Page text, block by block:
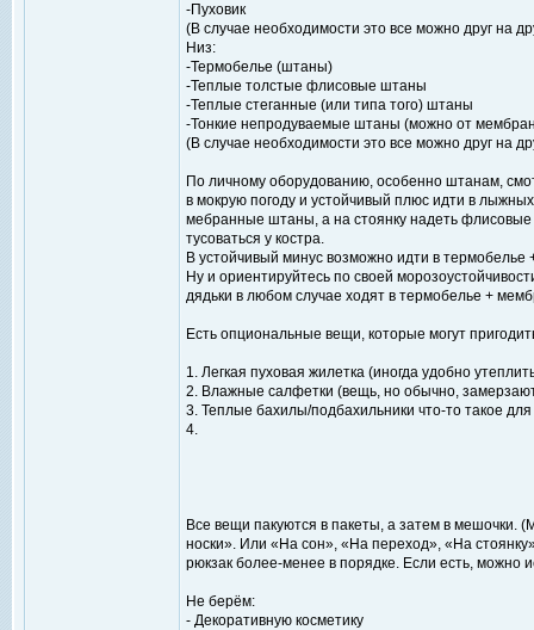
-Пуховик
(В случае необходимости это все можно друг на
Низ:
-Термобелье (штаны)
-Теплые толстые флисовые штаны
-Теплые стеганные (или типа того) штаны
-Тонкие непродуваемые штаны (можно от
(В случае необходимости это все можно друг на
По личному оборудованию, особенно штанам,
в мокрую погоду и устойчивый плюс идти в
мебранные штаны, а на стоянку надеть
тусоваться у костра.
В устойчивый минус возможно идти в
Ну и ориентируйтесь по своей
дядьки в любом случае ходят в термобелье +
Есть опциональные вещи, которые могут
1. Легкая пуховая жилетка (иногда удобно
2. Влажные салфетки (вещь, но обычно,
3. Теплые бахилы/подбахильники что-то такое
4.
Все вещи пакуются в пакеты, а затем в
носки». Или «На сон», «На переход», «На
рюкзак более-менее в порядке. Если есть, можно
Не берём:
- Декоративную косметику